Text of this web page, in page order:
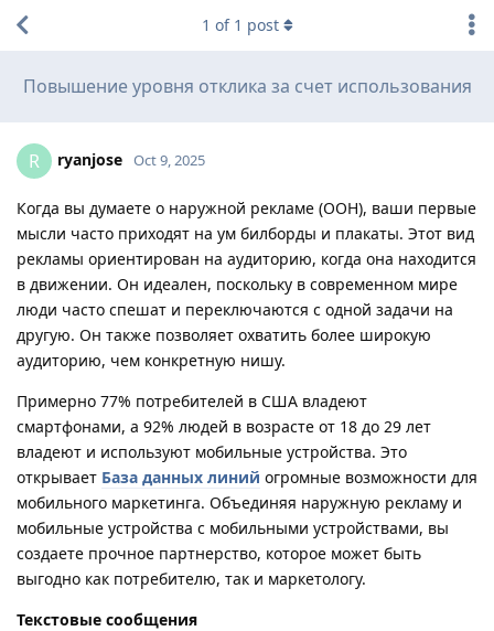
Повышение уровня отклика за счет использования
1 of 1 post
R ryanjose Oct 9, 2025
Когда вы думаете о наружной рекламе (OOH), ваши первые
мысли часто приходят на ум билборды и плакаты. Этот вид
рекламы ориентирован на аудиторию, когда она находится
в движении. Он идеален, поскольку в современном мире
люди часто спешат и переключаются с одной задачи на
другую. Он также позволяет охватить более широкую
аудиторию, чем конкретную нишу.
Примерно 77% потребителей в США владеют
смартфонами, а 92% людей в возрасте от 18 до 29 лет
владеют и используют мобильные устройства. Это
открывает База данных линий огромные возможности для
мобильного маркетинга. Объединяя наружную рекламу и
мобильные устройства с мобильными устройствами, вы
создаете прочное партнерство, которое может быть
выгодно как потребителю, так и маркетологу.
Текстовые сообщения